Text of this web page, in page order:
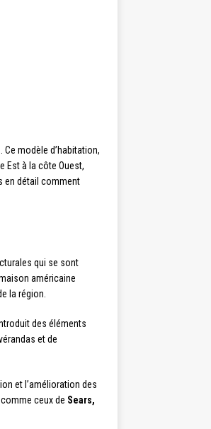
modèle d’habitation,
Est à la côte Ouest,
en détail comment
qui se sont
américaine
la région.
des éléments
et de
et l’amélioration des
ceux de Sears,